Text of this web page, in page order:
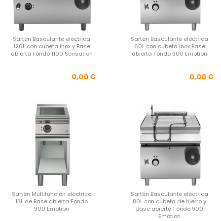
Sartén Basculante eléctrica
120L con cubeta inox y Base
abierta Fondo 1100 Sensation
Precio
0,00 €
Sartén Basculante eléctrica
60L con cubeta inox Base
abierta Fondo 900 Emotion
0,00 €
Sartén Multifunción eléctrica
13L de Base abierta Fondo
900 Emotion
Sartén Basculante eléctrica
80L con cubeta de hierro y
Base abierta Fondo 900
Emotion